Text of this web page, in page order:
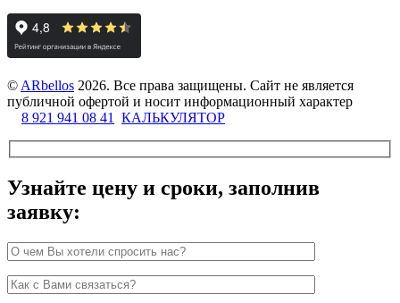
©ARbellos 2026. Все права защищены. Сайт не является
публичной офертой и носит информационный характер
8 921 941 08 41 КАЛЬКУЛЯТОР
Узнайте цену и сроки, заполнив
заявку: